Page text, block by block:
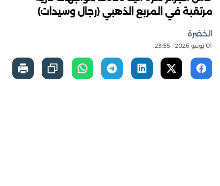
مرتقبة في المربع الذهبي (رجال وسيدات)
الخضرة
01 يونيو 2026 - 23:55